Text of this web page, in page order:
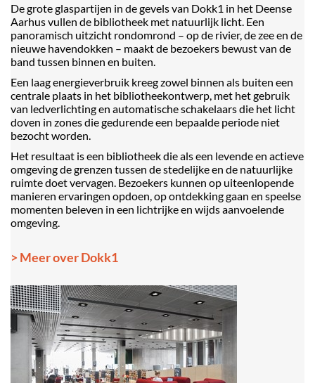
De grote glaspartijen in de gevels van Dokk1 in het Deense
Aarhus vullen de bibliotheek met natuurlijk licht. Een
panoramisch uitzicht rondomrond – op de rivier, de zee en de
nieuwe havendokken – maakt de bezoekers bewust van de
band tussen binnen en buiten.
Een laag energieverbruik kreeg zowel binnen als buiten een
centrale plaats in het bibliotheekontwerp, met het gebruik
van ledverlichting en automatische schakelaars die het licht
doven in zones die gedurende een bepaalde periode niet
bezocht worden.
Het resultaat is een bibliotheek die als een levende en actieve
omgeving de grenzen tussen de stedelijke en de natuurlijke
ruimte doet vervagen. Bezoekers kunnen op uiteenlopende
manieren ervaringen opdoen, op ontdekking gaan en speelse
momenten beleven in een lichtrijke en wijds aanvoelende
omgeving.
> Meer over Dokk1